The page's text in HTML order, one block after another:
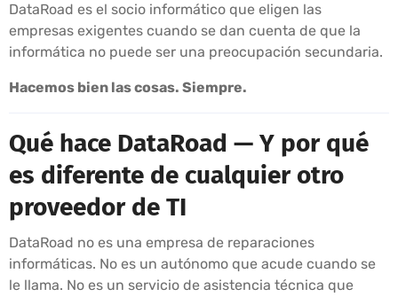
DataRoad es el socio informático que eligen las
empresas exigentes cuando se dan cuenta de que la
informática no puede ser una preocupación secundaria.
Hacemos bien las cosas. Siempre.
Qué hace DataRoad — Y por qué
es diferente de cualquier otro
proveedor de TI
DataRoad no es una empresa de reparaciones
informáticas. No es un autónomo que acude cuando se
le llama. No es un servicio de asistencia técnica que